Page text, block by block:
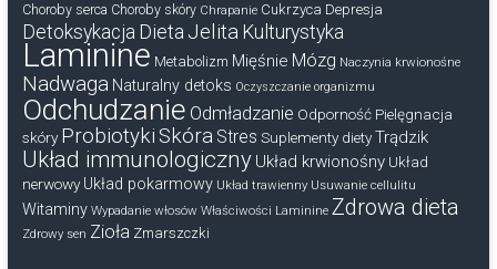
Choroby serca Choroby skóry Chrapanie Cukrzyca Depresja
Detoksykacja Dieta Jelita Kulturystyka
Laminine Metabolizm Mięśnie Mózg Naczynia krwionośne
Nadwaga Naturalny detoks Oczyszczanie organizmu
Odchudzanie Odmładzanie Odporność Pielęgnacja
skóry Probiotyki Skóra Stres Suplementy diety Trądzik
Układ immunologiczny Układ krwionośny Układ
nerwowy Układ pokarmowy Układ trawienny Usuwanie cellulitu
Witaminy Wypadanie włosów Właściwości Laminine Zdrowa dieta
Zdrowy sen Zioła Zmarszczki